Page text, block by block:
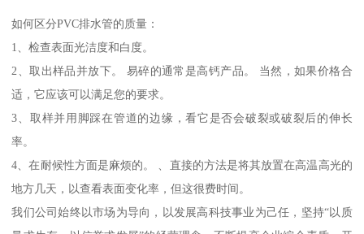
如何区分PVC排水管的质量：
1、检查表面光洁度和白度。
2、取出样品并放下。 易碎的通常是高钙产品。 当然，如果价格合
适，它应该可以满足您的要求。
3、取样并用脚踩在管道的边缘，看它是否会破裂或破裂后的伸长
率。
4、在耐候性方面是麻烦的。 、直接的方法是将其放置在高温高光的
地方几天，以查看表面变化率，但这很费时间。
我们公司始终以市场为导向，以发展高科技事业为己任，坚持“以质